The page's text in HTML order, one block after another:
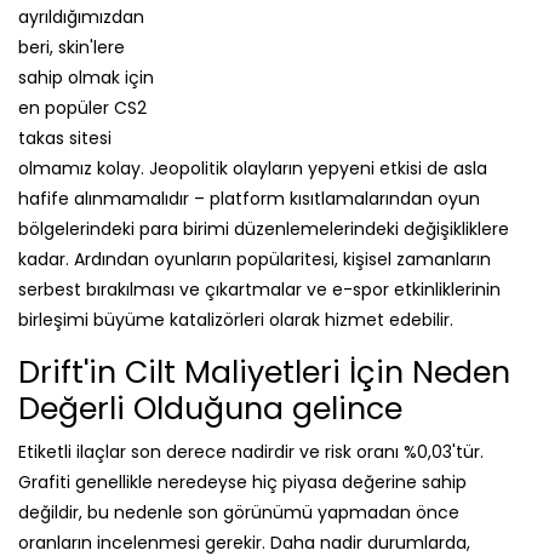
hafife alınmamalıdır – platform kısıtlamalarından oyun
bölgelerindeki para birimi düzenlemelerindeki değişikliklere
kadar. Ardından oyunların popülaritesi, kişisel zamanların
serbest bırakılması ve çıkartmalar ve e-spor etkinliklerinin
birleşimi büyüme katalizörleri olarak hizmet edebilir.
Drift'in Cilt Maliyetleri İçin Neden
Değerli Olduğuna gelince
Etiketli ilaçlar son derece nadirdir ve risk oranı %0,03'tür.
Grafiti genellikle neredeyse hiç piyasa değerine sahip
değildir, bu nedenle son görünümü yapmadan önce
oranların incelenmesi gerekir. Daha nadir durumlarda,
üçüncü yuva, bir çekim paketi veya harika bir etiket tableti
gibi öğeler içerebilir. Bu seçeneklerden elde edilen
kaplamalar artık yeni Haftalık Bakım Paketi'nden gelmez ve
piyasadan veya ticaretten temin edilmelidir. Sistem resmi
Haftalık Bakım Paketi seçenekleri tablolarını
yüklemediğinden, topluluk izleme araştırmalarına göre